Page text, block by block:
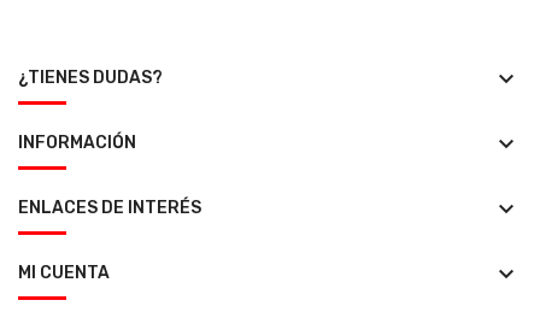
¿TIENES DUDAS? keyboard_arrow_down
INFORMACIÓN keyboard_arrow_down
ENLACES DE INTERÉS keyboard_arrow_down
MI CUENTA keyboard_arrow_down